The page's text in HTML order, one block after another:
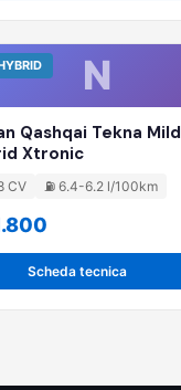
N
Qashqai Tekna Mild
Xtronic
CV ⛽ 6.4-6.2 l/100km
Scheda tecnica